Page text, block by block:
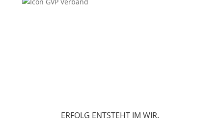
ERFOLG ENTSTEHT IM WIR.